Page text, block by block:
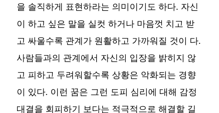
을 솔직하게 표현하라는 의미이기도 하다. 자신
이 하고 싶은 말을 실컷 하거나 마음껏 치고 받
고 싸울수록 관계가 원활하고 가까워질 것이 다.
사람들과의 관계에서 자신의 입장을 밝히지 않
고 피하고 두려워할수록 상황은 악화되는 경향
이 있다. 이런 꿈은 그런 도피 심리에 대해 감정
대결을 회피하기 보다는 적극적으로 해결할 길